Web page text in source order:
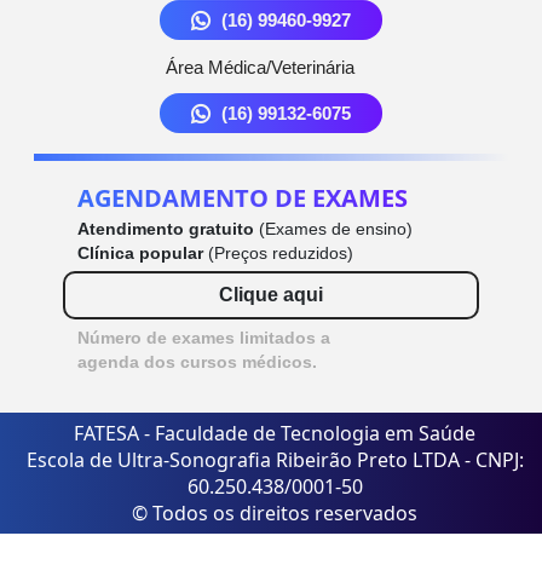
(16) 99460-9927
Área Médica/Veterinária
(16) 99132-6075
AGENDAMENTO DE EXAMES
Atendimento gratuito (Exames de ensino)
Clínica popular(Preços reduzidos)
Clique aqui
Número de exames limitados a
agenda dos cursos médicos.
FATESA - Faculdade de Tecnologia em Saúde
Escola de Ultra-Sonografia Ribeirão Preto LTDA - CNPJ:
60.250.438/0001-50
© Todos os direitos reservados